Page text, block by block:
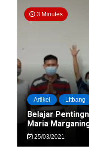
3 Minutes
Artikel Litbang
Belajar
Maria
25/03/2021